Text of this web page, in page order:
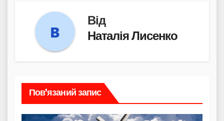
Від
Наталія Лисенко
Пов’язаний запис